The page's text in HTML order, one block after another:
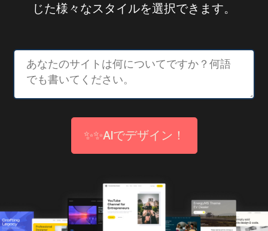
じた様々なスタイルを選択できます。
✨✨AIでデザイン！